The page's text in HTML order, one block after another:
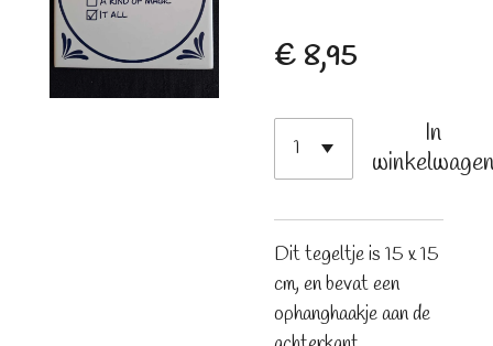
€ 8,95
In
Dit tegeltje is 15 x 15
cm, en bevat een
ophanghaakje aan de